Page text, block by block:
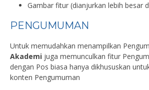
Gambar fitur (dianjurkan lebih besar
PENGUMUMAN
Untuk memudahkan menampilkan
Akademi juga memunculkan fitur
dengan Pos biasa hanya dikhususkan
konten Pengumuman